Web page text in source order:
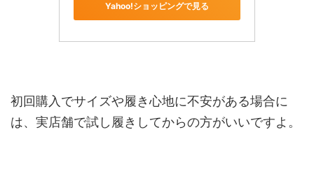
Yahoo!ショッピングで見る
初回購入でサイズや履き心地に不安がある場合に
は、実店舗で試し履きしてからの方がいいですよ。